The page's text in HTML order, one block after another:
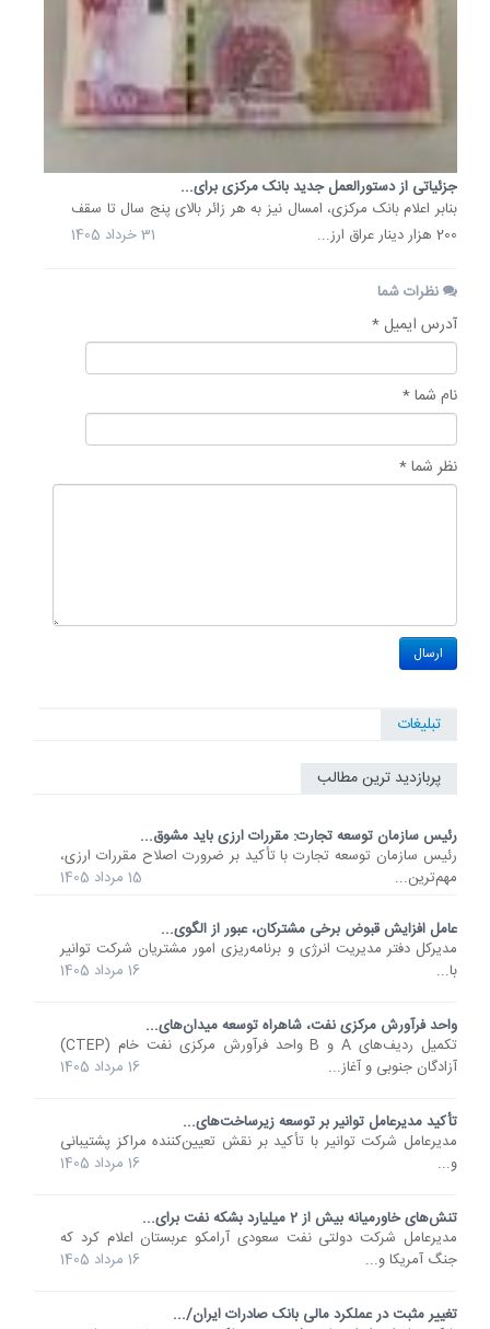
جزئیاتی از دستورالعمل جدید بانک مرکزی برای...
بنابر اعلام بانک مرکزی، امسال نیز به هر زائر بالای پنج سال تا سقف
200 هزار دینار عراق ارز...
31 خرداد 1405
نظرات شما
آدرس ایمیل *
نام شما *
نظر شما *
تبلیغات
پربازدید ترین مطالب
رئیس سازمان توسعه تجارت: مقررات ارزی باید مشوق...
رئیس سازمان توسعه تجارت با تأکید بر ضرورت اصلاح مقررات ارزی،
مهم‌ترین...
15 مرداد 1405
عامل افزایش قبوض برخی مشترکان، عبور از الگوی...
مدیرکل دفتر مدیریت انرژی و برنامه‌ریزی امور مشتریان شرکت توانیر
با...
16 مرداد 1405
واحد فرآورش مرکزی نفت، شاهراه توسعه میدان‌های...
تکمیل ردیف‌های A و B واحد فرآورش مرکزی نفت خام (CTEP)
آزادگان جنوبی و آغاز...
16 مرداد 1405
تأکید مدیرعامل توانیر بر توسعه زیرساخت‌های...
مدیرعامل شرکت توانیر با تأکید بر نقش تعیین‌کننده مراکز پشتیبانی
و...
16 مرداد 1405
تنش‌های خاورمیانه بیش از 2 میلیارد بشکه نفت برای...
مدیرعامل شرکت دولتی نفت سعودی آرامکو عربستان اعلام کرد که
جنگ آمریکا و...
16 مرداد 1405
تغییر مثبت در عملکرد مالی بانک صادرات ایران/...